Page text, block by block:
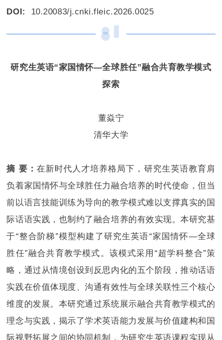
DOI: 10.20083/j.cnki.fleic.2026.0025
研究生英语“家国情怀—全球胜任”融合共育教学模式
探索
董焱宁
清华大学
摘 要： 在新时代人才培养格局下，研究生英语教育肩
负着家国情怀与全球胜任力融合培养的时代使命，但当
前以语言技能训练为导向的教学模式难以支撑真实的国
际话语实践，也制约了融合培养的有效实现。本研究基
于“整合阶梯”模型构建了研究生英语“家国情怀—全球
胜任”融合共育教学模式。该模式采用“超学科整合”策
略，通过从情境创设到反思内化的五个阶段，推动话语
实践在价值体现度、沟通有效性与全球关联性三个核心
维度的发展。本研究通过系统展示融合共育教学模式的
理念与实践，揭示了学术英语能力发展与价值建构和国
际视野拓展之间的协同机制，为研究生英语课程实现从